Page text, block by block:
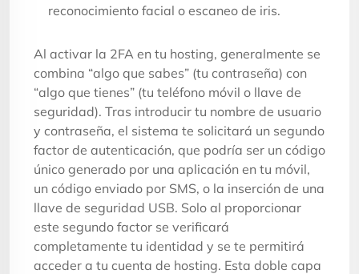
reconocimiento facial o escaneo de iris.
Al activar la 2FA en tu hosting, generalmente se
combina “algo que sabes” (tu contraseña) con
“algo que tienes” (tu teléfono móvil o llave de
seguridad). Tras introducir tu nombre de usuario
y contraseña, el sistema te solicitará un segundo
factor de autenticación, que podría ser un código
único generado por una aplicación en tu móvil,
un código enviado por SMS, o la inserción de una
llave de seguridad USB. Solo al proporcionar
este segundo factor se verificará
completamente tu identidad y se te permitirá
acceder a tu cuenta de hosting. Esta doble capa